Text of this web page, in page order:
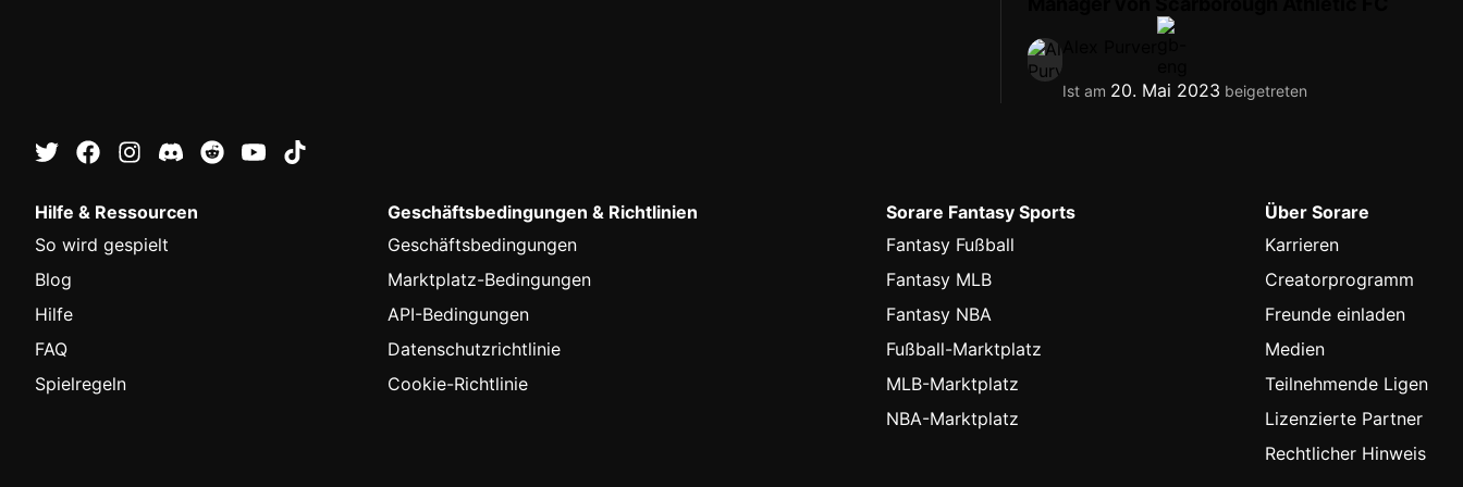
Ist am 20. Mai 2023 beigetreten
Hilfe & Ressourcen
So wird gespielt
Blog
Hilfe
FAQ
Spielregeln
Geschäftsbedingungen & Richtlinien
Geschäftsbedingungen
Marktplatz-Bedingungen
API-Bedingungen
Datenschutzrichtlinie
Cookie-Richtlinie
Sorare Fantasy Sports
Fantasy Fußball
Fantasy MLB
Fantasy NBA
Fußball-Marktplatz
MLB-Marktplatz
NBA-Marktplatz
Über Sorare
Karrieren
Creatorprogramm
Freunde einladen
Medien
Teilnehmende Ligen
Lizenzierte Partner
Rechtlicher Hinweis